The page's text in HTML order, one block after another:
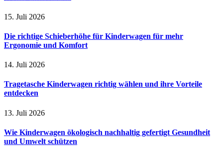
15. Juli 2026
Die richtige Schieberhöhe für Kinderwagen für mehr
Ergonomie und Komfort
14. Juli 2026
Tragetasche Kinderwagen richtig wählen und ihre Vorteile
entdecken
13. Juli 2026
Wie Kinderwagen ökologisch nachhaltig gefertigt Gesundheit
und Umwelt schützen